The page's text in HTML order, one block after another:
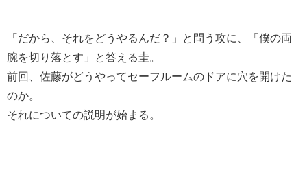
「だから、それをどうやるんだ？」と問う攻に、「僕の両
腕を切り落とす」と答える圭。
前回、佐藤がどうやってセーフルームのドアに穴を開けた
のか。
それについての説明が始まる。